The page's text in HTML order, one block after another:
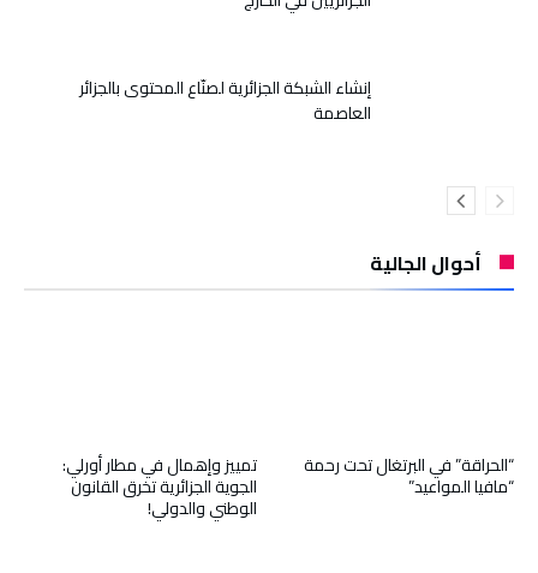
إنشاء الشبكة الجزائرية لصنّاع المحتوى بالجزائر
العاصمة
أحوال الجالية
تمييز وإهمال في مطار أورلي:
الجوية الجزائرية تخرق القانون
الوطني والدولي!
“الحراقة” في البرتغال تحت رحمة
“مافيا المواعيد”